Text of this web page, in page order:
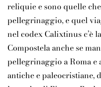
reliquie e sono quelle
pellegrinaggio, e quel
nel codex Calixtinus c’è
Compostela anche se
pellegrinaggio a Roma
antiche e paleocristiane,